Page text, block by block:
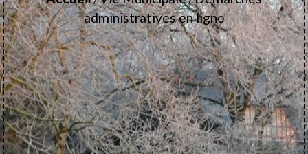
administratives en ligne